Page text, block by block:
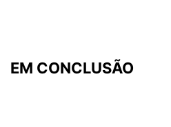
EM CONCLUSÃO